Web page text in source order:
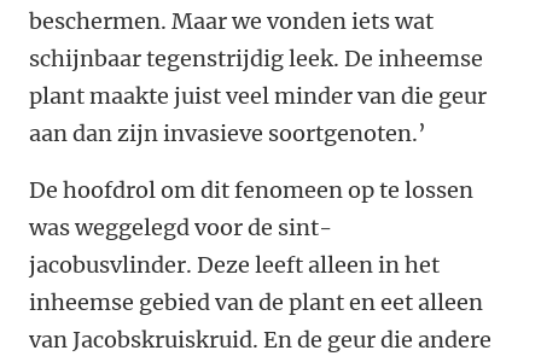
beschermen. Maar we vonden iets wat
schijnbaar tegenstrijdig leek. De inheemse
plant maakte juist veel minder van die geur
aan dan zijn invasieve soortgenoten.’
De hoofdrol om dit fenomeen op te lossen
was weggelegd voor de sint-
jacobusvlinder. Deze leeft alleen in het
inheemse gebied van de plant en eet alleen
van Jacobskruiskruid. En de geur die andere